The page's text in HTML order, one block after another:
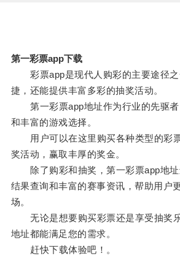
第一彩票app下载
彩票app是现代人购彩的主要途径之
捷，还能提供丰富多彩的抽奖活动。
第一彩票app地址作为行业的先驱者
和丰富的游戏选择。
用户可以在这里购买各种类型的彩
奖活动，赢取丰厚的奖金。
除了购彩和抽奖，第一彩票app地址
结果查询和丰富的赛事资讯，帮助用户
场。
无论是想要购买彩票还是享受抽奖
地址都能满足您的需求。
赶快下载体验吧！。